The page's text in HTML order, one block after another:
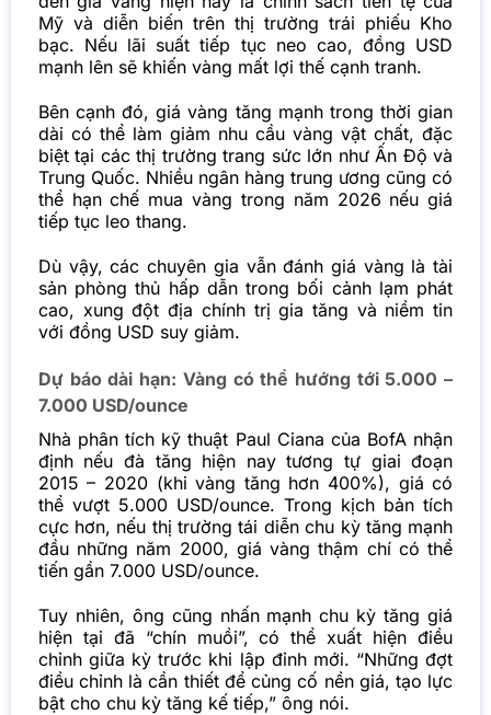
Mỹ và diễn biến trên thị trường trái phiếu Kho
bạc. Nếu lãi suất tiếp tục neo cao, đồng USD
mạnh lên sẽ khiến vàng mất lợi thế cạnh tranh.
Bên cạnh đó, giá vàng tăng mạnh trong thời gian
dài có thể làm giảm nhu cầu vàng vật chất, đặc
biệt tại các thị trường trang sức lớn như Ấn Độ và
Trung Quốc. Nhiều ngân hàng trung ương cũng có
thể hạn chế mua vàng trong năm 2026 nếu giá
tiếp tục leo thang.
Dù vậy, các chuyên gia vẫn đánh giá vàng là tài
sản phòng thủ hấp dẫn trong bối cảnh lạm phát
cao, xung đột địa chính trị gia tăng và niềm tin
với đồng USD suy giảm.
Dự báo dài hạn: Vàng có thể hướng tới 5.000 –
7.000 USD/ounce
Nhà phân tích kỹ thuật Paul Ciana của BofA nhận
định nếu đà tăng hiện nay tương tự giai đoạn
2015 – 2020 (khi vàng tăng hơn 400%), giá có
thể vượt 5.000 USD/ounce. Trong kịch bản tích
cực hơn, nếu thị trường tái diễn chu kỳ tăng mạnh
đầu những năm 2000, giá vàng thậm chí có thể
tiến gần 7.000 USD/ounce.
Tuy nhiên, ông cũng nhấn mạnh chu kỳ tăng giá
hiện tại đã “chín muồi”, có thể xuất hiện điều
chỉnh giữa kỳ trước khi lập đỉnh mới. “Những đợt
điều chỉnh là cần thiết để củng cố nền giá, tạo lực
bật cho chu kỳ tăng kế tiếp,” ông nói.